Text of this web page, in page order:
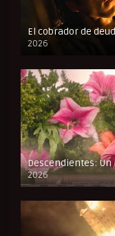
El cobrador de
2026
FULL HD
Descendientes:
2026
FULL HD